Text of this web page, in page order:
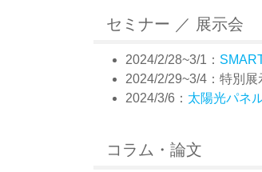
セミナー ／ 展示会
2024/2/28~3/1：
2024/2/29~3/4：特別展
2024/3/6： 太陽光パネ
コラム・論文